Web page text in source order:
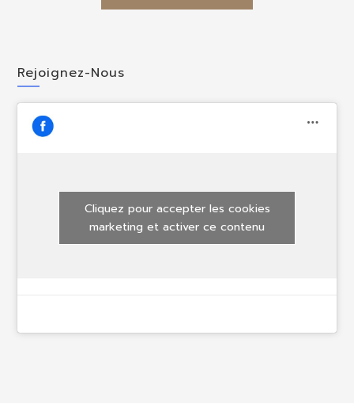
Rejoignez-Nous
Cliquez pour accepter les cookies
marketing et activer ce contenu